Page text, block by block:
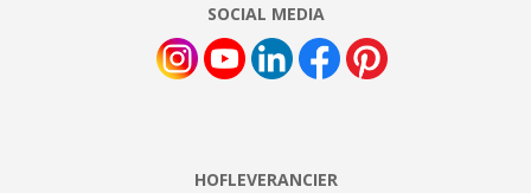
SOCIAL MEDIA
HOFLEVERANCIER